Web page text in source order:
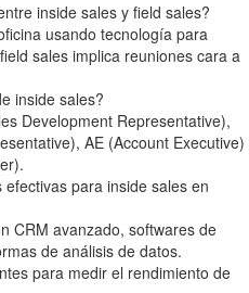
inside sales y field sales?
usando tecnología para
sales implica reuniones cara a
inside sales?
Development Representative),
AE (Account Executive)
para inside sales en
CRM avanzado, softwares de
de análisis de datos.
para medir el rendimiento de